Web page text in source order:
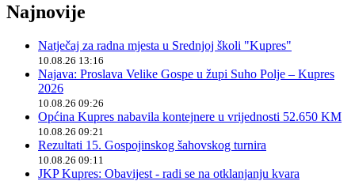
Najnovije
Natječaj za radna mjesta u Srednjoj školi "Kupres"
10.08.26 13:16
Najava: Proslava Velike Gospe u župi Suho Polje – Kupres
2026
10.08.26 09:26
Općina Kupres nabavila kontejnere u vrijednosti 52.650 KM
10.08.26 09:21
Rezultati 15. Gospojinskog šahovskog turnira
10.08.26 09:11
JKP Kupres: Obavijest - radi se na otklanjanju kvara